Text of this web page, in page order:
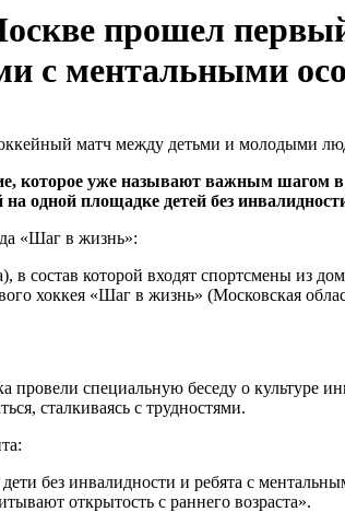
прошел
с ментальными
которое уже называют важным шагом в
одной площадке детей без
«Шаг в жизнь»:
состав которой входят спортсмены из
хоккея «Шаг в жизнь» (Московская
специальную беседу о культуре
сталкиваясь с трудностями.
без инвалидности и ребята с
открытость с раннего возраста».